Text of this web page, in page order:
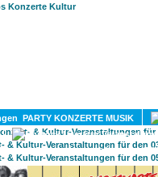
PARTY KONZERTE MUSIK